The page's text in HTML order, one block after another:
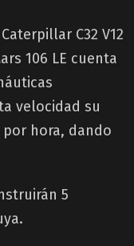
C32 V12
106 LE cuenta
velocidad su
hora, dando
5